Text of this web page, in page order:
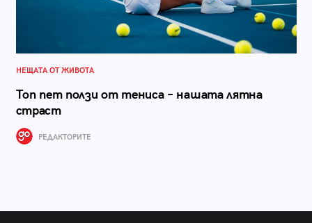
НЕЩАТА ОТ ЖИВОТА
Топ пет ползи от тениса – нашата лятна
страст
РЕДАКТОРИТЕ